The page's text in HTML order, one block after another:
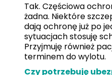
Tak. Częściowa
żadna. Niektóre
dają ochronę już po
sytuacjach stosuję
Przyjmuję również
terminem do wylotu.
Czy potrzebuję